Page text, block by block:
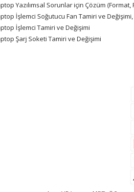
Yazılımsal Sorunlar için Çözüm (Format,
İşlemci Soğutucu Fan Tamiri ve Değişimi,
İşlemci Tamiri ve Değişimi
Şarj Soketi Tamiri ve Değişimi